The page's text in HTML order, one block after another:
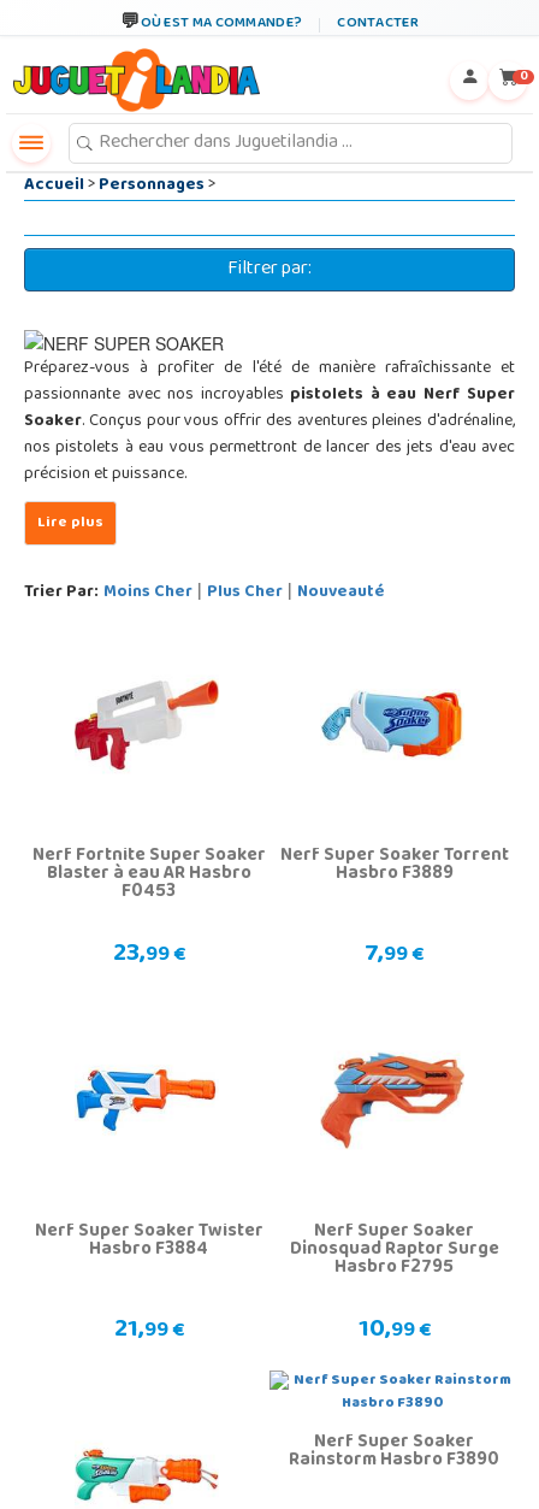
OÙ EST MA COMMANDE? CONTACTER
0
Accueil>Personnages>
Filtrer par:
Préparez-vous à profiter de l'été de manière rafraîchissante et
passionnante avec nos incroyables pistolets à eau Nerf Super
Soaker. Conçus pour vous offrir des aventures pleines d'adrénaline,
nos pistolets à eau vous permettront de lancer des jets d'eau avec
précision et puissance.
Trier Par: Moins Cher | Plus Cher | Nouveauté
Nerf Fortnite Super Soaker
Blaster à eau AR Hasbro
F0453
23,99 €
Nerf Super Soaker Torrent
Hasbro F3889
7,99 €
Nerf Super Soaker Twister
Hasbro F3884
21,99 €
Nerf Super Soaker
Dinosquad Raptor Surge
Hasbro F2795
10,99 €
Nerf Super Soaker
Rainstorm Hasbro F3890